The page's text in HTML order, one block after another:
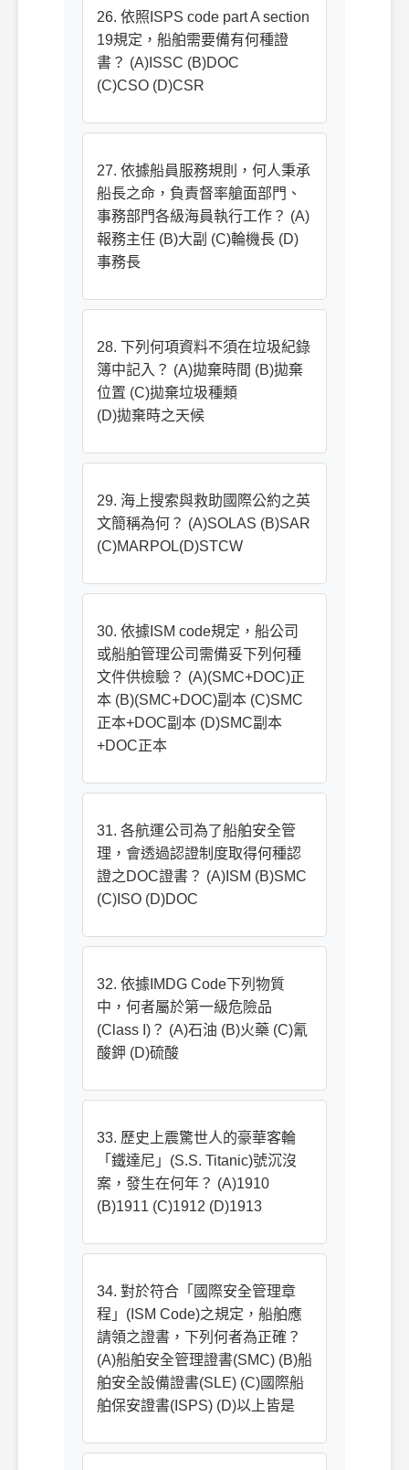
26. 依照ISPS code part A section
19規定，船舶需要備有何種證
書？ (A)ISSC (B)DOC
(C)CSO (D)CSR
27. 依據船員服務規則，何人秉承
船長之命，負責督率艙面部門、
事務部門各級海員執行工作？ (A)
報務主任 (B)大副 (C)輪機長 (D)
事務長
28. 下列何項資料不須在垃圾紀錄
簿中記入？ (A)拋棄時間 (B)拋棄
位置 (C)拋棄垃圾種類
(D)拋棄時之天候
29. 海上搜索與救助國際公約之英
文簡稱為何？ (A)SOLAS (B)SAR
(C)MARPOL(D)STCW
30. 依據ISM code規定，船公司
或船舶管理公司需備妥下列何種
文件供檢驗？ (A)(SMC+DOC)正
本 (B)(SMC+DOC)副本 (C)SMC
正本+DOC副本 (D)SMC副本
+DOC正本
31. 各航運公司為了船舶安全管
理，會透過認證制度取得何種認
證之DOC證書？ (A)ISM (B)SMC
(C)ISO (D)DOC
32. 依據IMDG Code下列物質
中，何者屬於第一級危險品
(Class I)？ (A)石油 (B)火藥 (C)氰
酸鉀 (D)硫酸
33. 歷史上震驚世人的豪華客輪
「鐵達尼」(S.S. Titanic)號沉沒
案，發生在何年？ (A)1910
(B)1911 (C)1912 (D)1913
34. 對於符合「國際安全管理章
程」(ISM Code)之規定，船舶應
請領之證書，下列何者為正確？
(A)船舶安全管理證書(SMC) (B)船
舶安全設備證書(SLE) (C)國際船
舶保安證書(ISPS) (D)以上皆是